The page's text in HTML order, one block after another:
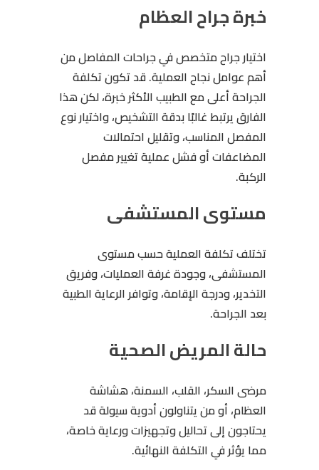
خبرة جراح العظام
اختيار جراح متخصص في جراحات المفاصل من
أهم عوامل نجاح العملية. قد تكون تكلفة
الجراحة أعلى مع الطبيب الأكثر خبرة، لكن هذا
الفارق يرتبط غالبًا بدقة التشخيص، واختيار نوع
المفصل المناسب، وتقليل احتمالات
المضاعفات أو فشل عملية تغيير مفصل
الركبة.
مستوى المستشفى
تختلف تكلفة العملية حسب مستوى
المستشفى، وجودة غرفة العمليات، وفريق
التخدير، ودرجة الإقامة، وتوافر الرعاية الطبية
بعد الجراحة.
حالة المريض الصحية
مرضى السكر، القلب، السمنة، هشاشة
العظام، أو من يتناولون أدوية سيولة قد
يحتاجون إلى تحاليل وتجهيزات ورعاية خاصة،
مما يؤثر في التكلفة النهائية.